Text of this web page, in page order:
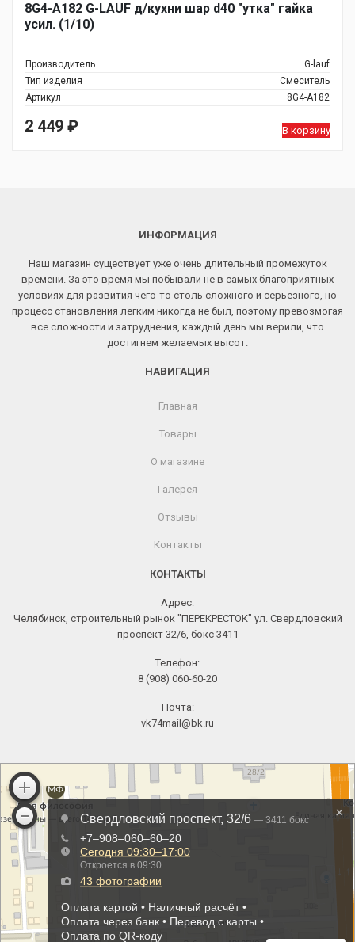
8G4-A182 G-LAUF д/кухни шар d40 "утка" гайка
усил. (1/10)
Производитель
G-lauf
Тип изделия
Смеситель
Артикул
8G4-A182
2 449 ₽ В корзину
ИНФОРМАЦИЯ
Наш магазин существует уже очень длительный промежуток
времени. За это время мы побывали не в самых благоприятных
условиях для развития чего-то столь сложного и серьезного, но
процесс становления легким никогда не был, поэтому превозмогая
все сложности и затруднения, каждый день мы верили, что
достигнем желаемых высот.
НАВИГАЦИЯ
Главная
Товары
О магазине
Галерея
Отзывы
Контакты
КОНТАКТЫ
Адрес:
Челябинск, строительный рынок "ПЕРЕКРЕСТОК" ул. Свердловский
проспект 32/6, бокс 3411
Телефон:
8 (908) 060-60-20
Почта:
vk74mail@bk.ru